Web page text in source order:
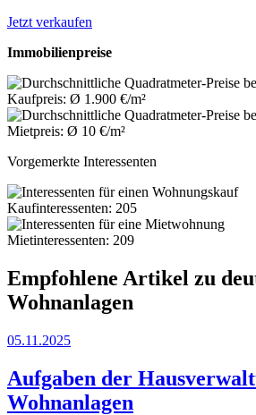
Jetzt verkaufen
Immobilienpreise
Kaufpreis: Ø 1.900 €/m²
Mietpreis: Ø 10 €/m²
Vorgemerkte Interessenten
Kaufinteressenten: 205
Mietinteressenten: 209
Empfohlene Artikel zu
Wohnanlagen
05.11.2025
Aufgaben der
Wohnanlagen